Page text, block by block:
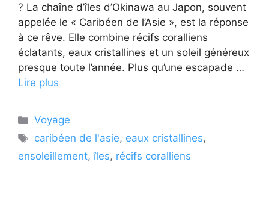
? La chaîne d’îles d’Okinawa au Japon, souvent
appelée le « Caribéen de l’Asie », est la réponse
à ce rêve. Elle combine récifs coralliens
éclatants, eaux cristallines et un soleil généreux
presque toute l’année. Plus qu’une escapade …
Lire plus
Catégories
Voyage
Étiquettes
caribéen de l'asie, eaux cristallines,
ensoleillement,îles, récifs coralliens